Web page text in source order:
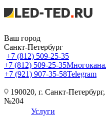
Ваш город
Санкт-Петербург
+7 (812) 509-25-35
+7 (812) 509-25-35
+7 (921) 907-35-58Telegram
190020, г. Санкт-
№204
Услуги